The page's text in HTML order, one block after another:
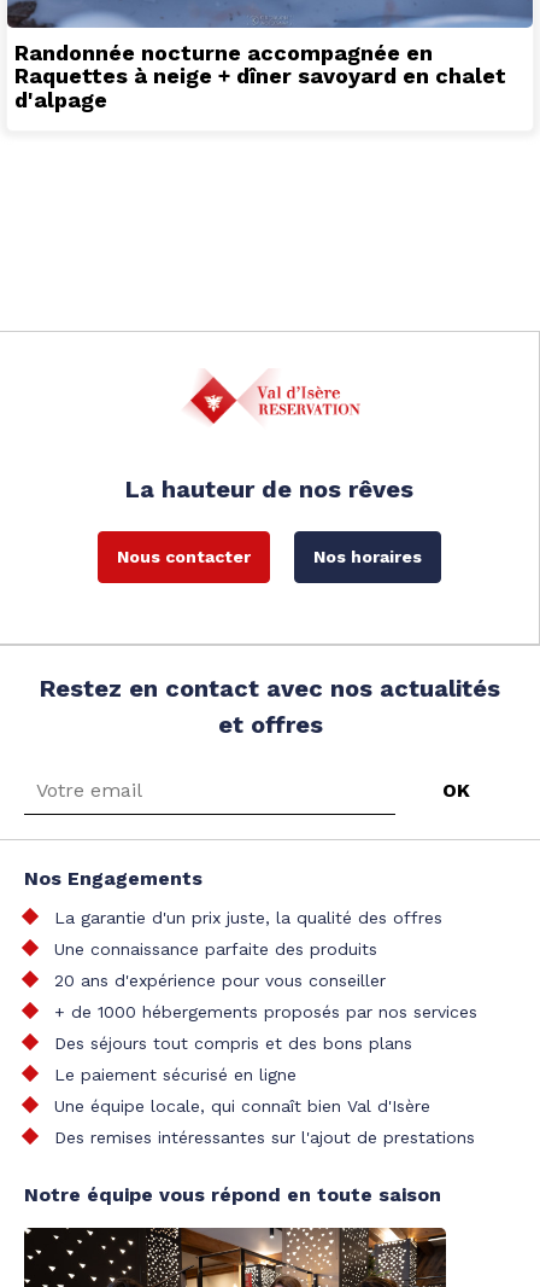
Randonnée nocturne accompagnée en
Raquettes à neige + dîner savoyard en chalet
d'alpage
La hauteur de nos rêves
Nous contacter Nos horaires
Restez en contact avec nos actualités
et offres
Nos Engagements
La garantie d'un prix juste, la qualité des offres
Une connaissance parfaite des produits
20 ans d'expérience pour vous conseiller
+ de 1000 hébergements proposés par nos services
Des séjours tout compris et des bons plans
Le paiement sécurisé en ligne
Une équipe locale, qui connaît bien Val d'Isère
Des remises intéressantes sur l'ajout de prestations
Notre équipe vous répond en toute saison